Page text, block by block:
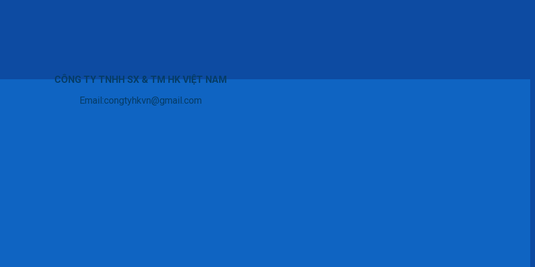
CÔNG TY TNHH SX & TM HK VIỆT NAM
Email:congtyhkvn@gmail.com